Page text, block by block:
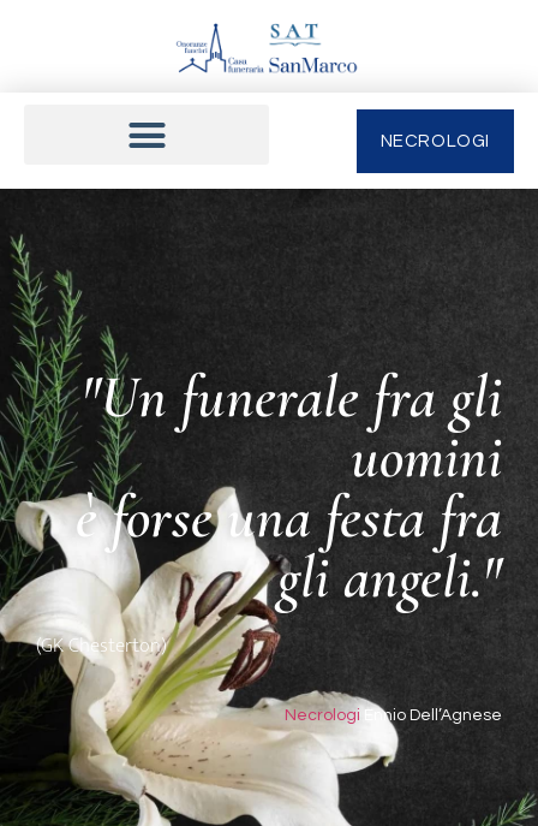
NECROLOGI
"Un funerale fra gli
uomini
è forse una festa fra
gli angeli."
(GK Chesterton)
Necrologi Ennio Dell’Agnese